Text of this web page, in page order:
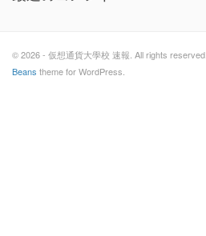
© 2026 - 仮想通貨大學校 速報. All rights reserved.
Beans theme for WordPress.